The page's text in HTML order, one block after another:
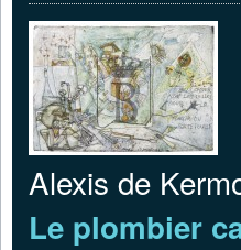
Alexis de
Le plombier